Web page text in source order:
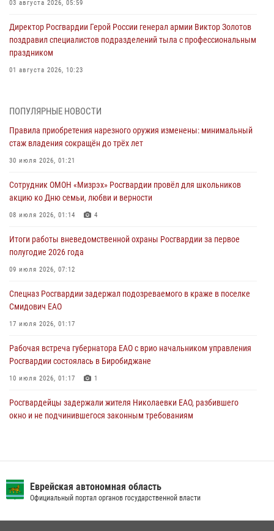
03 августа 2026, 05:59
Директор Росгвардии Герой России генерал армии Виктор Золотов
поздравил специалистов подразделений тыла с профессиональным
праздником
01 августа 2026, 10:23
Российской Федерации
В Росгвардии вспоминают российских воинов, погибших в Первой
мировой войне 1914-1918 годов
Внесены изменения в правила проведения контрольного отстрела
гражданского оружия
Правила приобретения нарезного оружия изменены: минимальный
стаж владения сокращён до трёх лет
ПОПУЛЯРНЫЕ НОВОСТИ
Правила приобретения нарезного оружия изменены: минимальный
стаж владения сокращён до трёх лет
30 июля 2026, 01:21
Сотрудник ОМОН «Мизрэх» Росгвардии провёл для школьников
акцию ко Дню семьи, любви и верности
08 июля 2026, 01:14 4
Итоги работы вневедомственной охраны Росгвардии за первое
полугодие 2026 года
09 июля 2026, 07:12
Спецназ Росгвардии задержал подозреваемого в краже в поселке
Смидович ЕАО
17 июля 2026, 01:17
Рабочая встреча губернатора ЕАО с врио начальником управления
Росгвардии состоялась в Биробиджане
10 июля 2026, 01:17 1
Росгвардейцы задержали жителя Николаевки ЕАО, разбившего
окно и не подчинившегося законным требованиям
21 июля 2026, 04:18
Еврейская автономная область
Официальный портал органов государственной власти